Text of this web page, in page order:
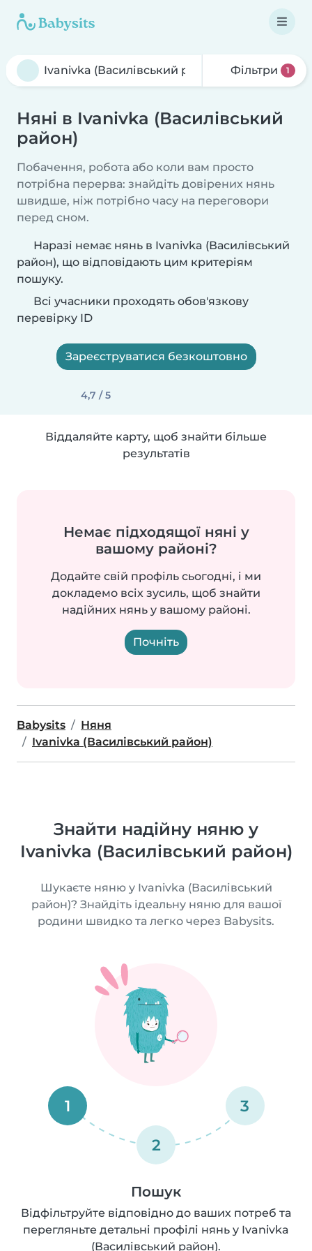
Фільтри 1
Няні в Ivanivka (Василівський
район)
Побачення, робота або коли вам просто
потрібна перерва: знайдіть довірених нянь
швидше, ніж потрібно часу на переговори
перед сном.
Наразі немає нянь в Ivanivka (Василівський
район), що відповідають цим критеріям
пошуку.
Всі учасники проходять обов'язкову
перевірку ID
Зареєструватися безкоштовно
4,7 / 5
Віддаляйте карту, щоб знайти більше
результатів
Немає підходящої няні у
вашому районі?
Додайте свій профіль сьогодні, і ми
докладемо всіх зусиль, щоб знайти
надійних нянь у вашому районі.
Почніть
Babysits
Няня
Ivanivka (Василівський район)
Знайти надійну няню у
Ivanivka (Василівський район)
Шукаєте няню у Ivanivka (Василівський
район)? Знайдіть ідеальну няню для вашої
родини швидко та легко через Babysits.
1
2
3
Пошук
Відфільтруйте відповідно до ваших потреб та
перегляньте детальні профілі нянь у Ivanivka
(Василівський район).